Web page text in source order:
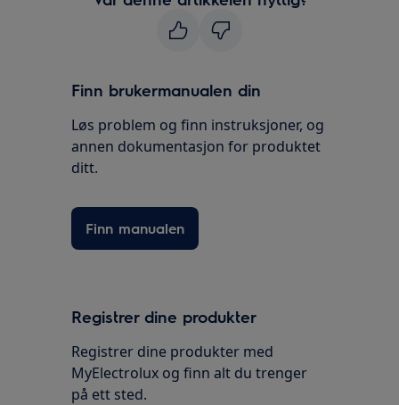
Finn brukermanualen din
Løs problem og finn instruksjoner, og
annen dokumentasjon for produktet
ditt.
Finn manualen
Registrer dine produkter
Registrer dine produkter med
MyElectrolux og finn alt du trenger
på ett sted.